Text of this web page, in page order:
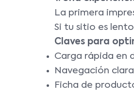
La primera
Si tu sitio es
Claves para
Carga rápida en
Navegación
Ficha de